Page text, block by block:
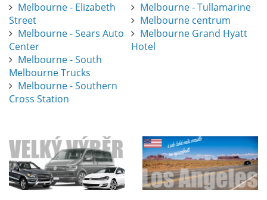
Melbourne - Elizabeth
Street
Melbourne - Sears Auto
Center
Melbourne - South
Melbourne Trucks
Melbourne - Southern
Cross Station
Melbourne - Tullamarine
Melbourne centrum
Melbourne Grand Hyatt
Hotel